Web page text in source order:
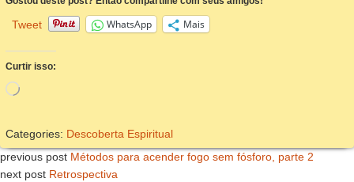
Tweet WhatsApp Mais
Curtir isso:
Carregando...
Categories: Descoberta Espiritual
previous post Métodos para acender fogo sem fósforo, parte 2
next post Retrospectiva